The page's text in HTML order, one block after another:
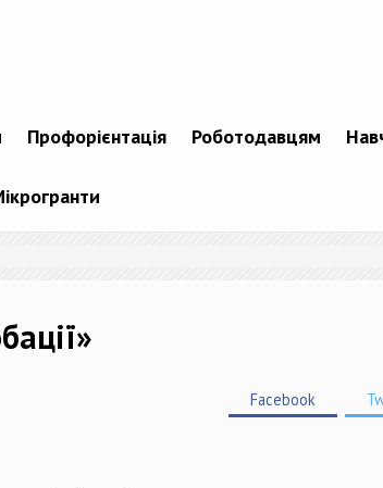
Профорієнтація Роботодавцям
Facebook